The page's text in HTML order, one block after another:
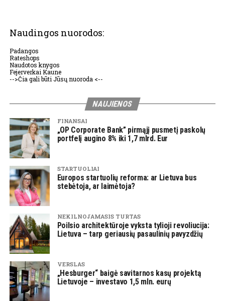
Naudingos nuorodos:
Padangos
Rateshops
Naudotos knygos
Fejerverkai Kaune
-->Čia gali būti Jūsų nuoroda <--
NAUJIENOS
FINANSAI
„OP Corporate Bank” pirmąjį pusmetį paskolų
portfelį augino 8% iki 1,7 mlrd. Eur
STARTUOLIAI
Europos startuolių reforma: ar Lietuva bus
stebėtoja, ar laimėtoja?
NEKILNOJAMASIS TURTAS
Poilsio architektūroje vyksta tylioji revoliucija:
Lietuva – tarp geriausių pasaulinių pavyzdžių
VERSLAS
„Hesburger“ baigė savitarnos kasų projektą
Lietuvoje – investavo 1,5 mln. eurų